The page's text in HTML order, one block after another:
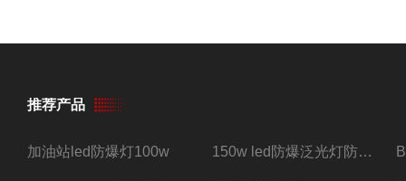
推荐产品
加油站led防爆灯100w 150w led防爆泛光灯防水防尘防爆三防灯